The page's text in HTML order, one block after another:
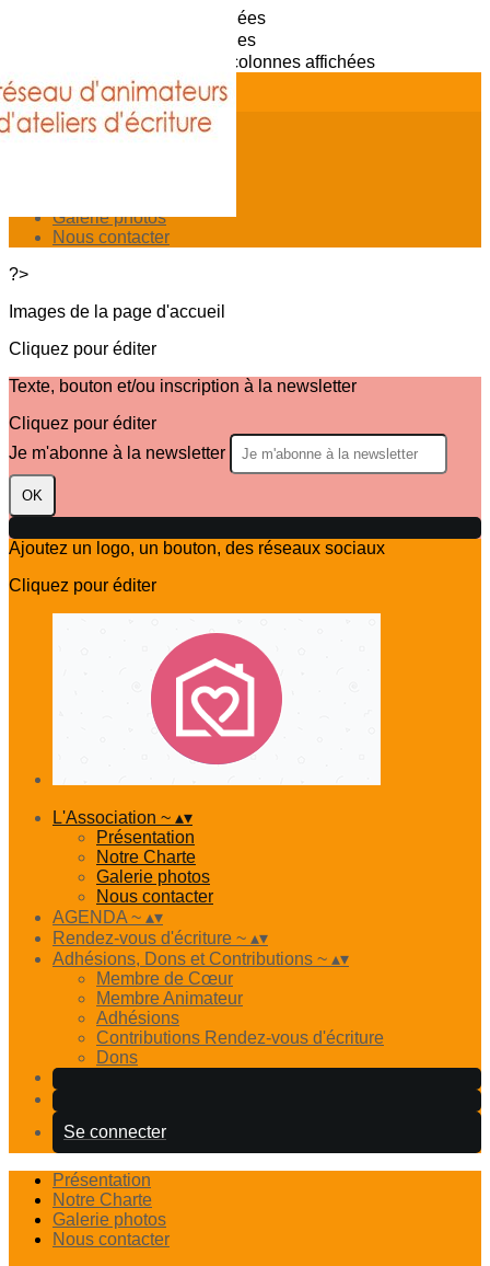
Exporter les lignes sélectionnées
Exporter toutes les colonnes
Exporter uniquement les colonnes affichées
Menu
<
Galerie photos
Nous contacter
?>
Images de la page d'accueil
Cliquez pour éditer
Texte, bouton et/ou inscription à la newsletter
Cliquez pour éditer
Je m'abonne à la newsletter
OK
Ajoutez un logo, un bouton, des réseaux sociaux
Cliquez pour éditer
L'Association ~ ▴▾
Présentation
Notre Charte
Galerie photos
Nous contacter
AGENDA ~ ▴▾
Rendez-vous d'écriture ~ ▴▾
Adhésions, Dons et Contributions ~ ▴▾
Membre de Cœur
Membre Animateur
Adhésions
Contributions Rendez-vous d'écriture
Dons
Se connecter
Présentation
Notre Charte
Galerie photos
Nous contacter